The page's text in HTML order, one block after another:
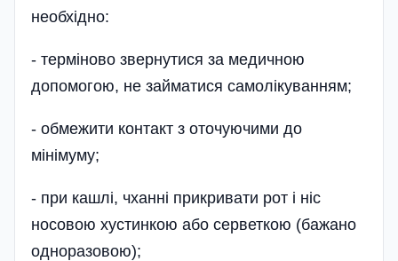
необхідно:
- терміново звернутися за медичною
допомогою, не займатися самолікуванням;
- обмежити контакт з оточуючими до
мінімуму;
- при кашлі, чханні прикривати рот і ніс
носовою хустинкою або сервет­кою (бажано
одноразовою);